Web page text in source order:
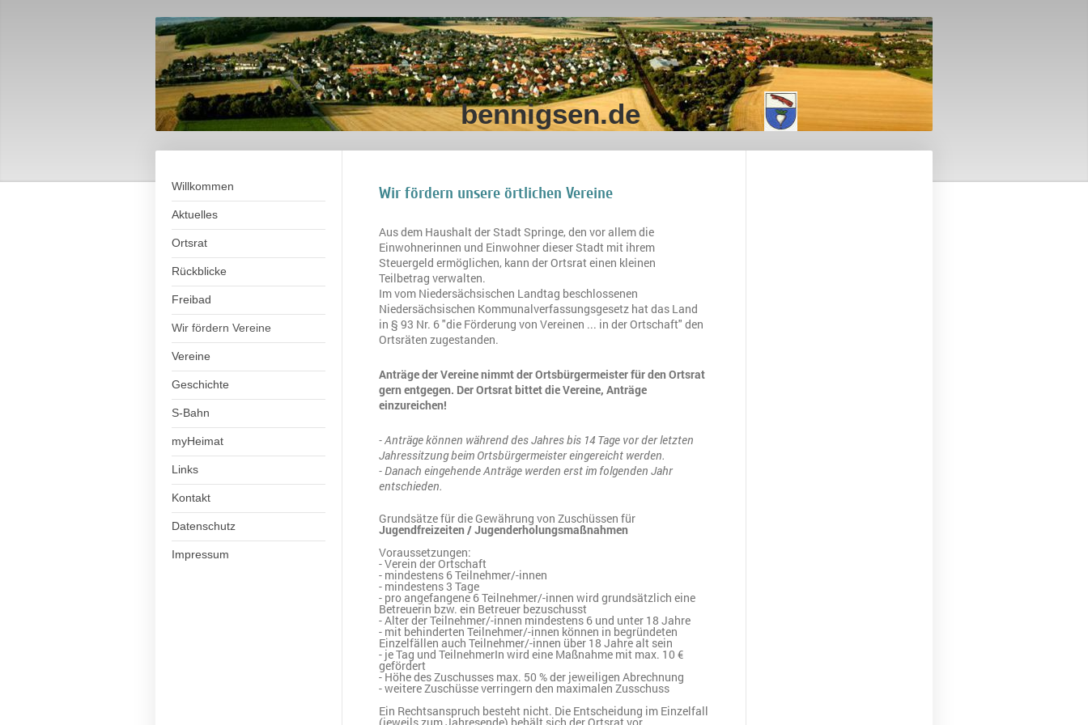
bennigsen.de
Willkommen
Aktuelles
Ortsrat
Rückblicke
Freibad
Wir fördern Vereine
Vereine
Geschichte
S-Bahn
myHeimat
Links
Kontakt
Datenschutz
Impressum
Wir fördern unsere örtlichen Vereine
Aus dem Haushalt der Stadt Springe, den vor allem die
Einwohnerinnen und Einwohner dieser Stadt mit ihrem
Steuergeld ermöglichen, kann der Ortsrat einen kleinen
Teilbetrag verwalten.
Im vom Niedersächsischen Landtag beschlossenen
Niedersächsischen Kommunalverfassungsgesetz hat das Land
in § 93 Nr. 6 "die Förderung von Vereinen ... in der Ortschaft" den
Ortsräten zugestanden.
Anträge der Vereine nimmt der Ortsbürgermeister für den Ortsrat
gern entgegen. Der Ortsrat bittet die Vereine, Anträge
einzureichen!
- Anträge können während des Jahres bis 14 Tage vor der letzten
Jahressitzung beim Ortsbürgermeister eingereicht werden.
- Danach eingehende Anträge werden erst im folgenden Jahr
entschieden.
Grundsätze für die Gewährung von Zuschüssen für
Jugendfreizeiten / Jugenderholungsmaßnahmen
Voraussetzungen:
- Verein der Ortschaft
- mindestens 6 Teilnehmer/-innen
- mindestens 3 Tage
- pro angefangene 6 Teilnehmer/-innen wird grundsätzlich eine
Betreuerin bzw. ein Betreuer bezuschusst
- Alter der Teilnehmer/-innen mindestens 6 und unter 18 Jahre
- mit behinderten Teilnehmer/-innen können in begründeten
Einzelfällen auch Teilnehmer/-innen über 18 Jahre alt sein
- je Tag und TeilnehmerIn wird eine Maßnahme mit max. 10 €
gefördert
- Höhe des Zuschusses max. 50 % der jeweiligen Abrechnung
- weitere Zuschüsse verringern den maximalen Zusschuss
Ein Rechtsanspruch besteht nicht. Die Entscheidung im Einzelfall